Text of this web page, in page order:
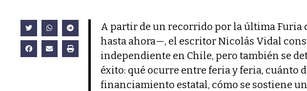
A partir de un recorrido por la última Furia
hasta ahora—, el escritor Nicolás Vidal
independiente en Chile, pero también se
éxito: qué ocurre entre feria y feria, cuánto
financiamiento estatal, cómo se sostiene